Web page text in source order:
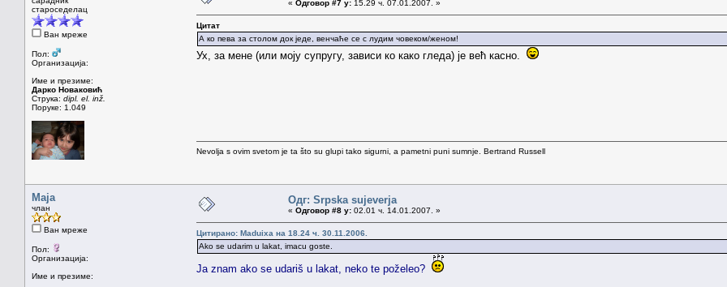
староседелац
Ван мреже
Пол:
Организација:
Име и презиме:
Дарко Новаковић
Струка: dipl. el. inž.
Поруке: 1.049
« Одговор #7 у: 15.29 ч. 07.01.2007. »
Цитат
А ко пева за столом док једе, венчаће се с лудим човеком/женом!
Ух, за мене (или моју супругу, зависи ко како гледа) је већ касно.
Nevolja s ovim svetom je ta što su glupi tako sigurni, a pametni puni sumnje. Bertrand Russell
Maja
члан
Ван мреже
Пол:
Организација:
Име и презиме:
Одг: Srpska sujeverja
« Одговор #8 у: 02.01 ч. 14.01.2007. »
Цитирано: Maduixa на 18.24 ч. 30.11.2006.
Ako se udarim u lakat, imacu goste.
Ja znam ako se udariš u lakat, neko te poželeo?